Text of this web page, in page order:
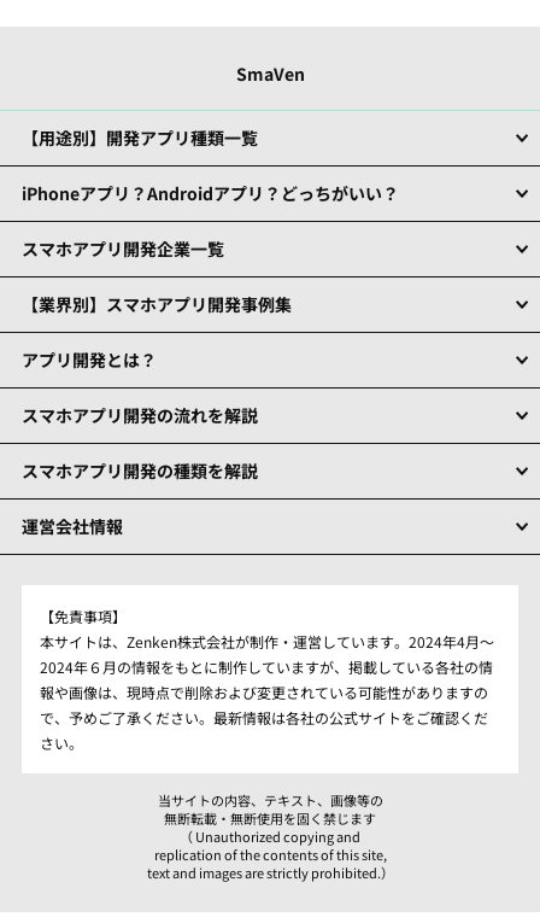
SmaVen
【用途別】開発アプリ種類一覧
iPhoneアプリ？Androidアプリ？どっちがいい？
スマホアプリ開発企業一覧
【業界別】スマホアプリ開発事例集
アプリ開発とは？
スマホアプリ開発の流れを解説
スマホアプリ開発の種類を解説
運営会社情報
【免責事項】
本サイトは、Zenken株式会社が制作・運営しています。2024年4月～
2024年６月の情報をもとに制作していますが、掲載している各社の情
報や画像は、現時点で削除および変更されている可能性がありますの
で、予めご了承ください。最新情報は各社の公式サイトをご確認くだ
さい。
当サイトの内容、テキスト、画像等の
無断転載・無断使用を固く禁じます
（ Unauthorized copying and
replication of the contents of this site,
text and images are strictly prohibited.）